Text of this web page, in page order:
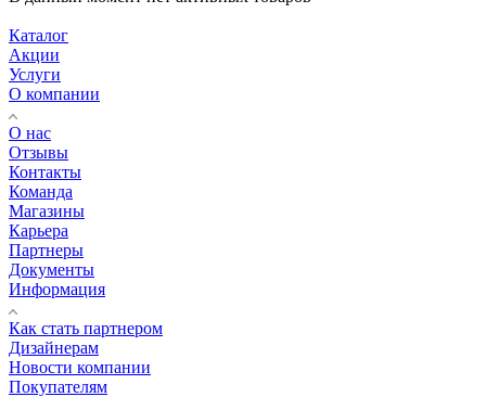
Каталог
Акции
Услуги
О компании
О нас
Отзывы
Контакты
Команда
Магазины
Карьера
Партнеры
Документы
Информация
Как стать партнером
Дизайнерам
Новости компании
Покупателям